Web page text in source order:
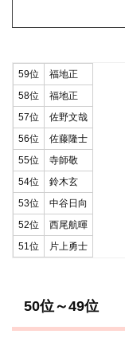
59位
福地正
58位
福地正
57位
佐野文哉
56位
佐藤隆士
55位
寺師敬
54位
鈴木玄
53位
中谷日向
52位
西尾航暉
51位
片上勇士
50位～49位